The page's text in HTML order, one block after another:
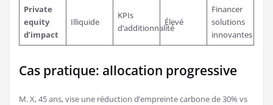
Private
equity
d’impact
Illiquide
KPIs
d’additionnalité
Élevé
Financer
solutions
innovantes
Cas pratique: allocation progressive
M. X, 45 ans, vise une réduction d’empreinte carbone de 30% vs